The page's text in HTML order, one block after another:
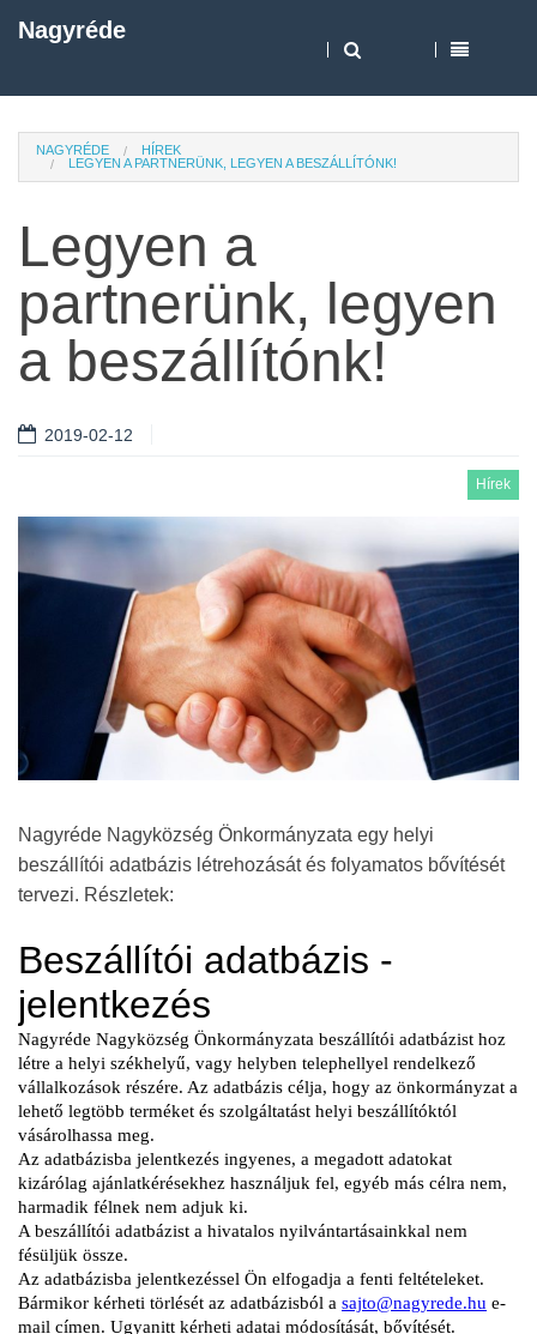
Nagyréde
NAGYRÉDE
HÍREK
LEGYEN A PARTNERÜNK, LEGYEN A BESZÁLLÍTÓNK!
Legyen a
partnerünk, legyen
a beszállítónk!
2019-02-12
Hírek
Nagyréde Nagyközség Önkormányzata egy helyi
beszállítói adatbázis létrehozását és folyamatos bővítését
tervezi. Részletek: